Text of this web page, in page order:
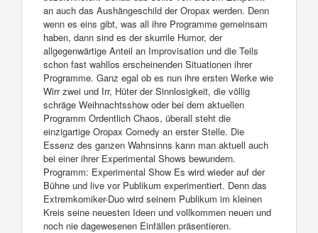
an auch das Aushängeschild der Oropax werden. Denn
wenn es eins gibt, was all ihre Programme gemeinsam
haben, dann sind es der skurrile Humor, der
allgegenwärtige Anteil an Improvisation und die Teils
schon fast wahllos erscheinenden Situationen ihrer
Programme. Ganz egal ob es nun ihre ersten Werke wie
Wirr zwei und Irr, Hüter der Sinnlosigkeit, die völlig
schräge Weihnachtsshow oder bei dem aktuellen
Programm Ordentlich Chaos, überall steht die
einzigartige Oropax Comedy an erster Stelle. Die
Essenz des ganzen Wahnsinns kann man aktuell auch
bei einer ihrer Experimental Shows bewundern.
Programm: Experimental Show Es wird wieder auf der
Bühne und live vor Publikum experimentiert. Denn das
Extremkomiker-Duo wird seinem Publikum im kleinen
Kreis seine neuesten Ideen und vollkommen neuen und
noch nie dagewesenen Einfällen präsentieren.